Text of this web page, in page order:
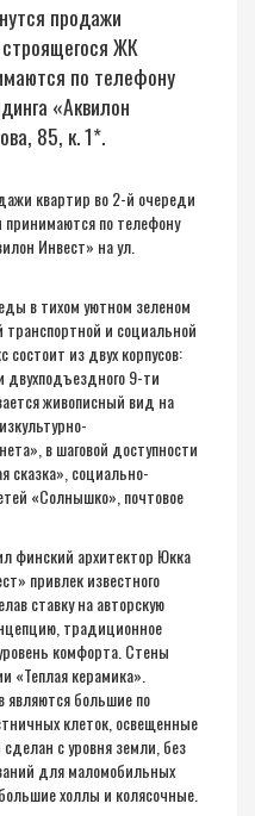
продажи
ЖК
по телефону
«Аквилон
85, к. 1*.
квартир во 2-й очереди
по телефону
Инвест» на ул.
в тихом уютном зеленом
транспортной и социальной
из двух корпусов:
двухподъездного 9-ти
живописный вид на
в шаговой доступности
социально-
«Солнышко», почтовое
финский архитектор Юкка
привлек известного
ставку на авторскую
традиционное
комфорта. Стены
«Теплая керамика».
большие по
клеток, освещенные
с уровня земли, без
для маломобильных
холлы и колясочные.